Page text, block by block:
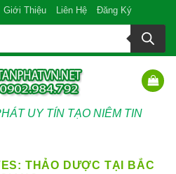
Giới Thiệu Liên Hệ Đăng Ký
UY TÍN TẠO NIÊM TIN
THẢO DƯỢC TẠI BẮC